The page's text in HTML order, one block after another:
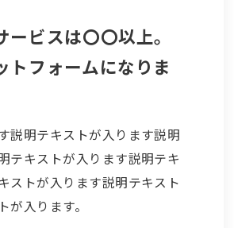
ビスは〇〇以上。
トフォームになりま
説明テキストが入ります説明
テキストが入ります説明テキ
ストが入ります説明テキスト
入ります。